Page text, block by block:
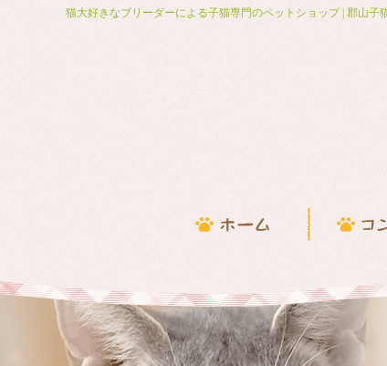
猫大好きなブリーダーによる子猫専門のペットショップ | 郡山子